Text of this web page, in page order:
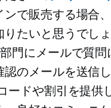
ンで販売する場合
りたいと思うでし
門にメールで質問
のメールを送信
ードや割引を提供